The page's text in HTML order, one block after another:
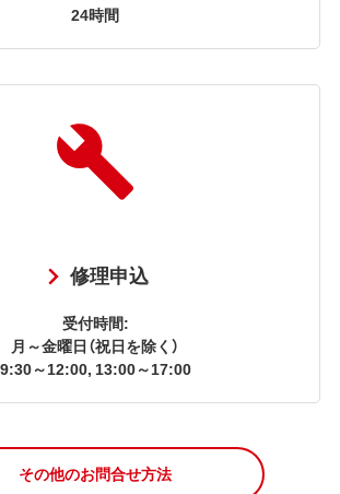
24時間
修理申込
受付時間:
月～金曜日（祝日を除く）
9:30～12:00, 13:00～17:00
その他のお問合せ方法